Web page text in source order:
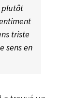
plutôt
triste
sens en